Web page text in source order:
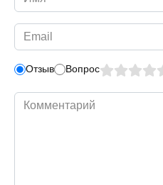
*
Email
*
Отзыв Вопрос
Комментарий